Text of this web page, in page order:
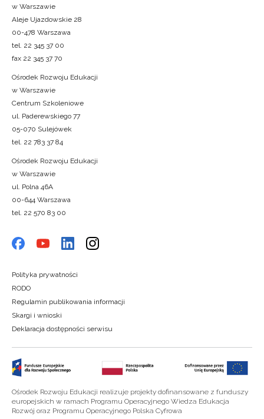
w Warszawie
Aleje Ujazdowskie 28
00-478 Warszawa
tel. 22 345 37 00
fax 22 345 37 70
Ośrodek Rozwoju Edukacji
w Warszawie
Centrum Szkoleniowe
ul. Paderewskiego 77
05-070 Sulejówek
tel. 22 783 37 84
Ośrodek Rozwoju Edukacji
w Warszawie
ul. Polna 46A
00-644 Warszawa
tel. 22 570 83 00
Polityka prywatności
RODO
Regulamin publikowania informacji
Skargi i wnioski
Deklaracja dostępności serwisu
Ośrodek Rozwoju Edukacji realizuje projekty dofinansowane z funduszy
europejskich w ramach Programu Operacyjnego Wiedza Edukacja
Rozwój oraz Programu Operacyjnego Polska Cyfrowa